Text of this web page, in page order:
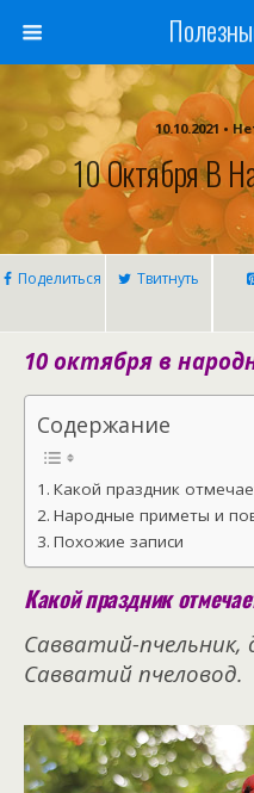
10.10.2021 •
10 Октября В
Поделиться Твитнуть
10 октября в
Содержание
Какой праздник
Народные приметы и
Похожие записи
Какой праздник
Савватий-пчельник,
Савватий пчеловод.